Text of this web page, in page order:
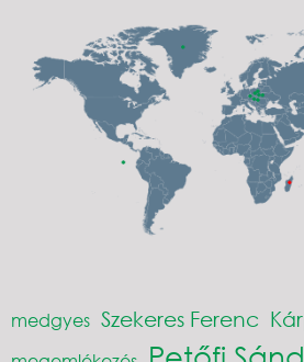
medgyes Szekeres Ferenc